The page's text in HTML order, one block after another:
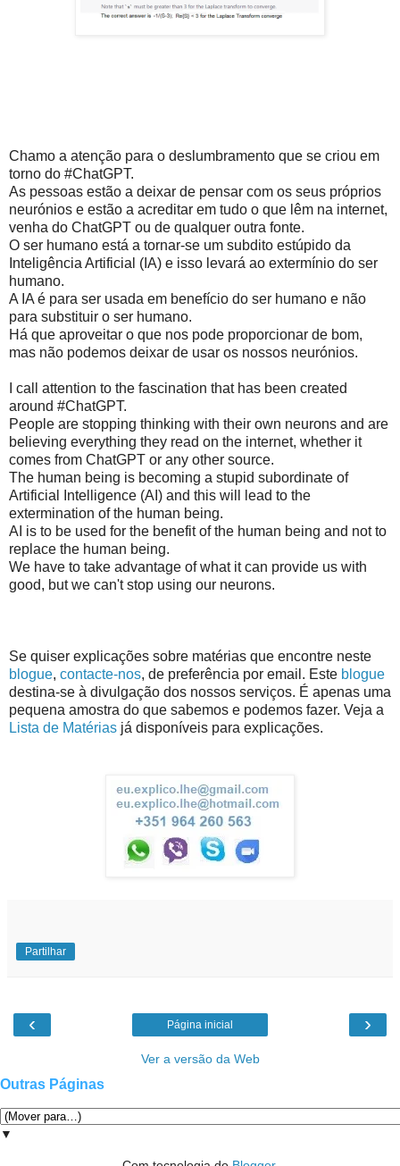
Chamo a atenção para o deslumbramento que se criou em
torno do #ChatGPT.
As pessoas estão a deixar de pensar com os seus próprios
neurónios e estão a acreditar em tudo o que lêm na internet,
venha do ChatGPT ou de qualquer outra fonte.
O ser humano está a tornar-se um subdito estúpido da
Inteligência Artificial (IA) e isso levará ao extermínio do ser
humano.
A IA é para ser usada em benefício do ser humano e não
para substituir o ser humano.
Há que aproveitar o que nos pode proporcionar de bom,
mas não podemos deixar de usar os nossos neurónios.
I call attention to the fascination that has been created
around #ChatGPT.
People are stopping thinking with their own neurons and are
believing everything they read on the internet, whether it
comes from ChatGPT or any other source.
The human being is becoming a stupid subordinate of
Artificial Intelligence (AI) and this will lead to the
extermination of the human being.
AI is to be used for the benefit of the human being and not to
replace the human being.
We have to take advantage of what it can provide us with
good, but we can't stop using our neurons.
Se quiser explicações sobre matérias que encontre neste
blogue, contacte-nos, de preferência por email. Este blogue
destina-se à divulgação dos nossos serviços. É apenas uma
pequena amostra do que sabemos e podemos fazer. Veja a
Lista de Matérias já disponíveis para explicações.
Partilhar
‹ ›
Página inicial
Ver a versão da Web
Outras Páginas
▼